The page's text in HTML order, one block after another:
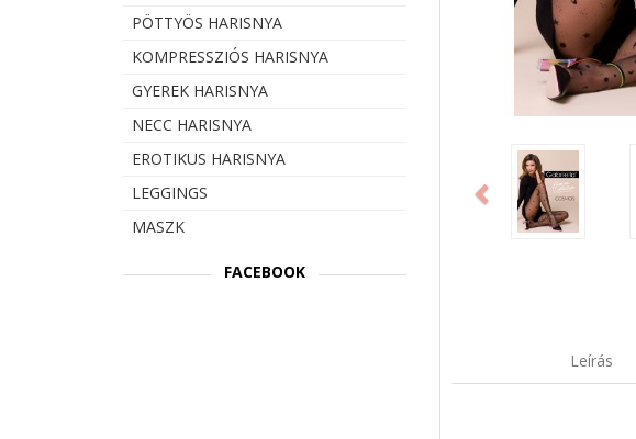
PÖTTYÖS HARISNYA
KOMPRESSZIÓS HARISNYA
GYEREK HARISNYA
NECC HARISNYA
EROTIKUS HARISNYA
LEGGINGS
MASZK
FACEBOOK
Previous
Leírás